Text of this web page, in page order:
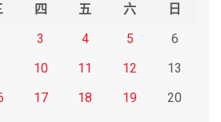
四 五 六
日
3 4 5
6
10 11 12
13
17 18 19
20